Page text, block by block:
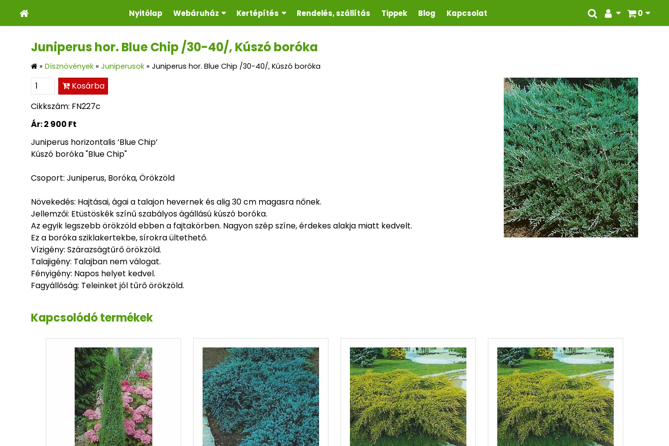
0
Nyitólap Webáruház Kertépítés Rendelés, szállítás Tippek Blog Kapcsolat
Juniperus hor. Blue Chip /30-40/, Kúszó boróka
» Dísznövények » Juniperusok » Juniperus hor. Blue Chip /30-40/, Kúszó boróka
Kosárba
Cikkszám: FN227c
Ár:2 900 Ft
Juniperus horizontalis ’Blue Chip’
Kúszó boróka "Blue Chip"
Csoport: Juniperus, Boróka, Örökzöld
Növekedés: Hajtásai, ágai a talajon hevernek és alig 30 cm magasra nőnek.
Jellemzői: Etüstöskék színű szabályos ágállású kúszó boróka.
Az egyik legszebb örökzöld ebben a fajtakörben. Nagyon szép színe, érdekes alakja miatt kedvelt.
Ez a boróka sziklakertekbe, sírokra ültethető.
Vízigény: Szárazságtűrő örökzöld.
Talajigény: Talajban nem válogat.
Fényigény: Napos helyet kedvel.
Fagyállóság: Teleinket jól tűrő örökzöld.
Kapcsolódó termékek